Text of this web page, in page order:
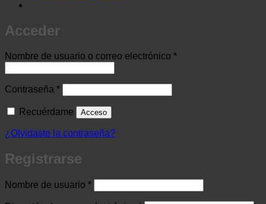
Acceder
Nombre de usuario o correo electrónico *Obligatorio
Contraseña *Obligatorio
Recuérdame Acceso
¿Olvidaste la contraseña?
Registrarse
Nombre de usuario *Obligatorio